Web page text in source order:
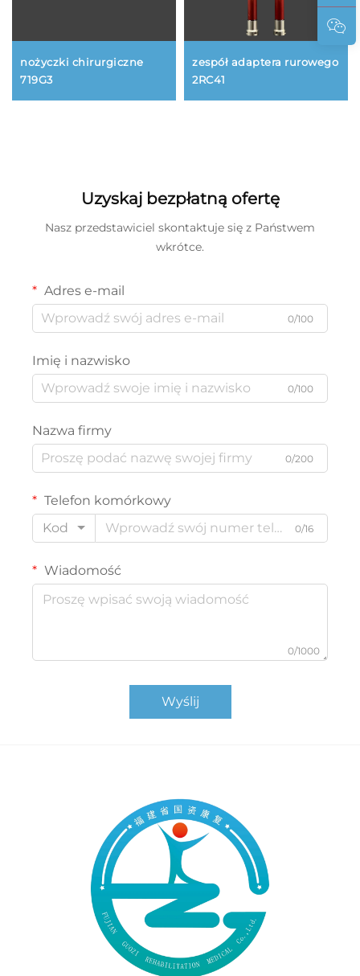
nożyczki chirurgiczne
719G3
zespół adaptera rurowego
2RC41
Uzyskaj bezpłatną ofertę
Nasz przedstawiciel skontaktuje się z Państwem
wkrótce.
Adres e-mail
0/100
Imię i nazwisko
0/100
Nazwa firmy
0/200
Telefon komórkowy
Kod
0/16
Wiadomość
0/1000
Wyślij